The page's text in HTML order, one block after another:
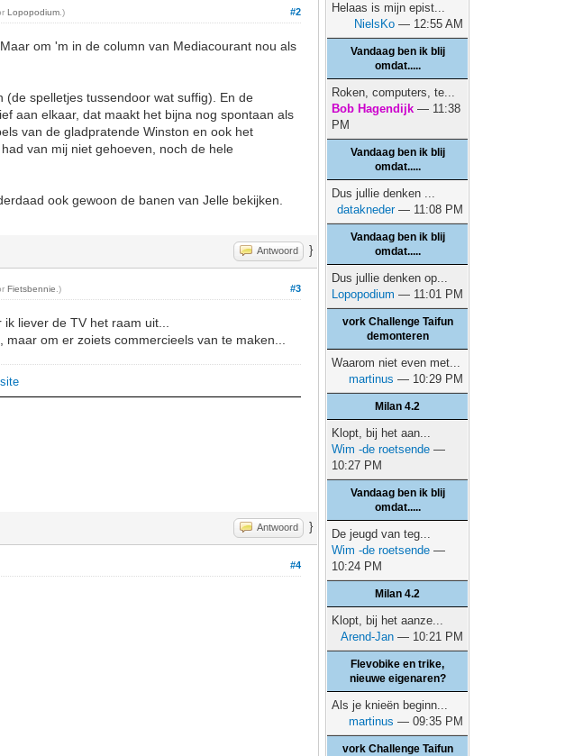
#2
Lopopodium .)
om 'm in de column van Mediacourant nou als
spelletjes tussendoor wat suffig). En de
aan elkaar, dat maakt het bijna nog spontaan als
van de gladpratende Winston en ook het
van mij niet gehoeven, noch de hele
ook gewoon de banen van Jelle bekijken.
Antwoord }
#3
Fietsbennie .)
liever de TV het raam uit...
om er zoiets commercieels van te maken...
site
Antwoord }
#4
Helaas is mijn epist...
NielsKo — 12:55 AM
Vandaag ben ik blij
omdat.....
Roken, computers, te...
Bob Hagendijk — 11:38
PM
Vandaag ben ik blij
omdat.....
Dus jullie denken ...
datakneder— 11:08 PM
Vandaag ben ik blij
omdat.....
Dus jullie denken op...
Lopopodium — 11:01 PM
vork Challenge Taifun
demonteren
Waarom niet even met...
martinus — 10:29 PM
Milan 4.2
Klopt, bij het aan...
Wim -de roetsende —
10:27 PM
Vandaag ben ik blij
omdat.....
De jeugd van teg...
Wim -de roetsende —
10:24 PM
Milan 4.2
Klopt, bij het aanze...
Arend-Jan — 10:21 PM
Flevobike en trike,
nieuwe eigenaren?
Als je knieën beginn...
martinus — 09:35 PM
vork Challenge Taifun